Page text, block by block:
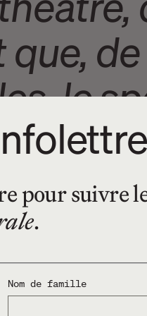
que,
le
pour suivre
.
Nom de famille